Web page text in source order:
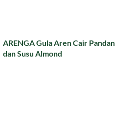
ARENGA Gula Aren Cair Pandan
dan Susu Almond